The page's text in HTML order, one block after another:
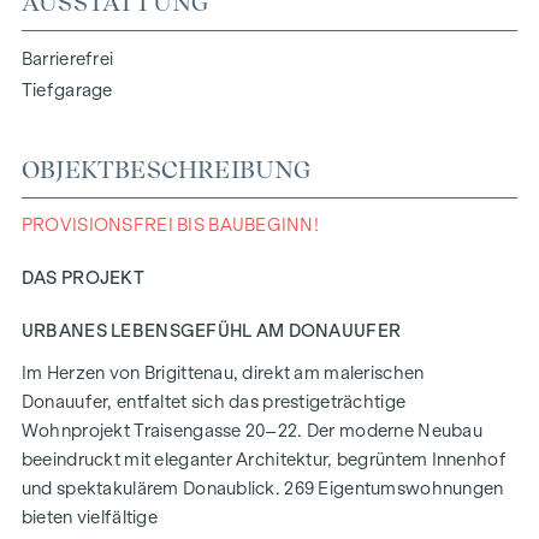
Barrierefrei
Tiefgarage
OBJEKTBESCHREIBUNG
PROVISIONSFREI BIS BAUBEGINN!
DAS PROJEKT
URBANES LEBENSGEFÜHL AM DONAUUFER
Im Herzen von Brigittenau, direkt am malerischen
Donauufer, entfaltet sich das prestigeträchtige
Wohnprojekt Traisengasse 20–22. Der moderne Neubau
beeindruckt mit eleganter Architektur, begrüntem Innenhof
und spektakulärem Donaublick. 269 Eigentumswohnungen
bieten vielfältige